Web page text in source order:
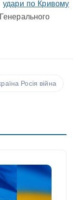
удари по Кривому
Росія війна